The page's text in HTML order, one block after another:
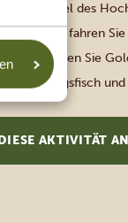
Nervenkitzel des
Besatzung fahren
an denen Sie
Königsfisch
tief türkisfarbene
Temperaturen
AKTIVITÄT